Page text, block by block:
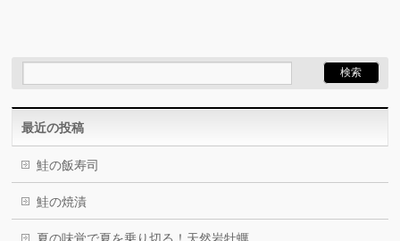
最近の投稿
鮭の飯寿司
鮭の焼漬